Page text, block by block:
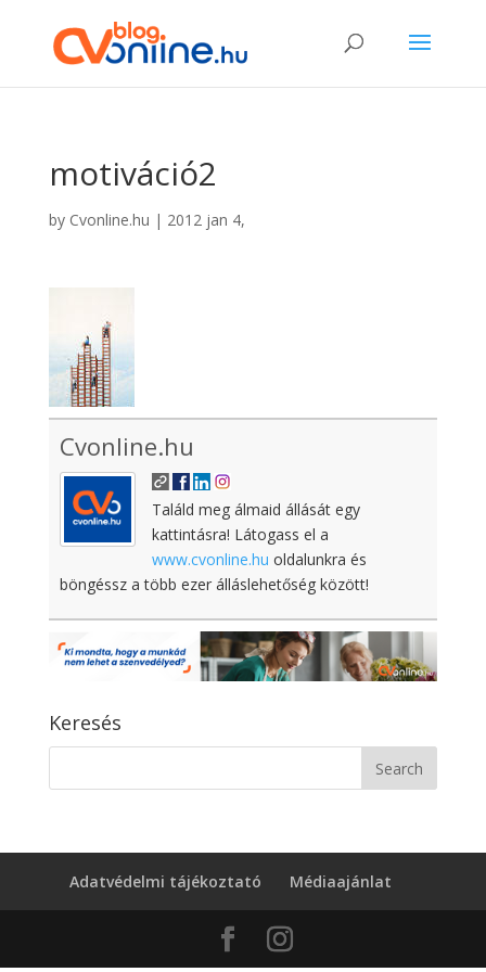
motiváció2
by Cvonline.hu | 2012 jan 4,
Cvonline.hu
Találd meg álmaid állását egy
kattintásra! Látogass el a
www.cvonline.hu oldalunkra és
böngéssz a több ezer álláslehetőség között!
Keresés
Adatvédelmi tájékoztató Médiaajánlat